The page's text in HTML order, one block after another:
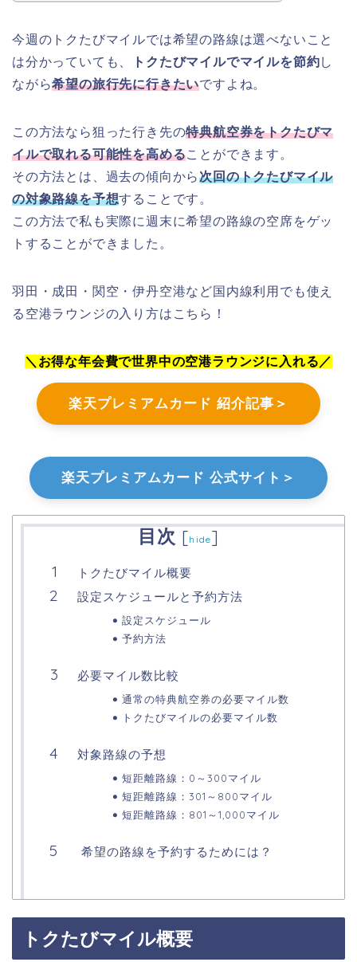
今週のトクたびマイルでは希望の路線は選べないこと
は分かっていても、
トクたびマイルでマイルを節約し
ながら希望の旅行先に行きたいですよね。
この方法なら狙った行き先の特典航空券をトクたびマ
イルで取れる可能性を高めることができます。
その方法とは、過去の傾向から次回のトクたびマイル
の対象路線を予想することです。
この方法で私も実際に週末に希望の路線の空席をゲッ
トすることができました。
羽田・成田・関空・伊丹空港など国内線利用でも使え
る空港ラウンジの入り方はこちら！
＼お得な年会費で世界中の空港ラウンジに入れる／
楽天プレミアムカード 紹介記事＞
楽天プレミアムカード 公式サイト＞
目次 [hide]
トクたびマイル概要
設定スケジュールと予約方法
設定スケジュール
予約方法
必要マイル数比較
通常の特典航空券の必要マイル数
トクたびマイルの必要マイル数
対象路線の予想
短距離路線：0～300マイル
短距離路線：301～800マイル
短距離路線：801～1,000マイル
希望の路線を予約するためには？
トクたびマイル概要